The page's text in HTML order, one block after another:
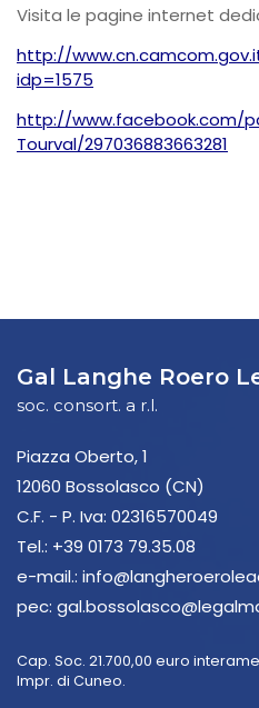
Visita le pagine internet
http://
idp=1575
http://www.facebook.com/
Tourval/297036883663281
Gal Langhe Roero
soc. consort. a r.l.
Piazza Oberto, 1
12060 Bossolasco (CN)
C.F. - P. Iva: 02316570049
Tel.: +39 0173 79.35.08
e-mail.:
pec:
Cap. Soc. 21.700,00 euro
Impr. di Cuneo.